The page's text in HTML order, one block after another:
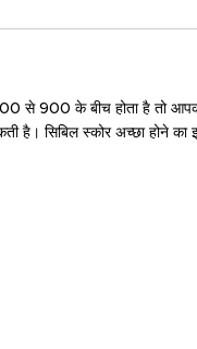
700 से 900 के बीच होता है तो
है। सिबिल स्कोर अच्छा होने